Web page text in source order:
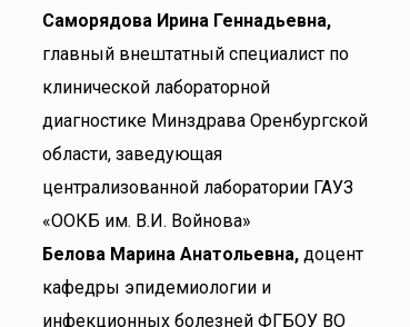
Саморядова Ирина Геннадьевна,
главный внештатный специалист по
клинической лабораторной
диагностике Минздрава Оренбургской
области, заведующая
централизованной лаборатории ГАУЗ
«ООКБ им. В.И. Войнова»
Белова Марина Анатольевна, доцент
кафедры эпидемиологии и
инфекционных болезней ФГБОУ ВО